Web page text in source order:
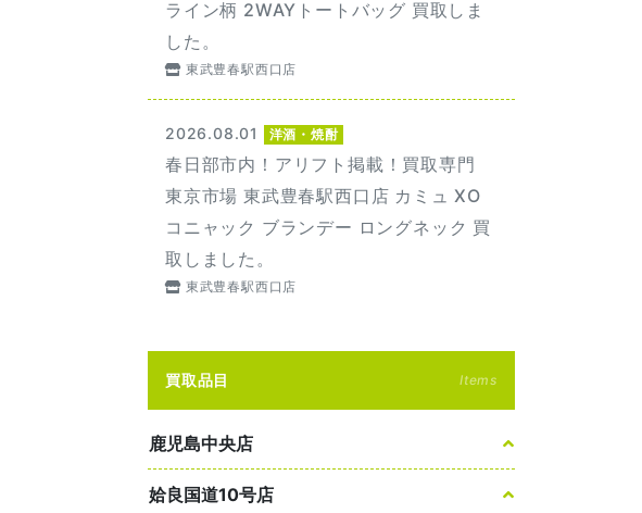
ライン柄 2WAYトートバッグ 買取しま
した。
東武豊春駅西口店
2026.08.01 洋酒・焼酎
春日部市内！アリフト掲載！買取専門
東京市場 東武豊春駅西口店 カミュ XO
コニャック ブランデー ロングネック 買
取しました。
東武豊春駅西口店
買取品目 Items
鹿児島中央店
姶良国道10号店